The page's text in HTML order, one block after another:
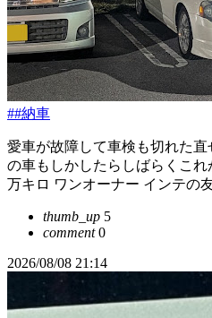
##納車
愛車が故障して車検も切れた
の車もしかしたらしばらくこ
万キロ ワンオーナー インテの
thumb_up 5
comment0
2026/08/08 21:14